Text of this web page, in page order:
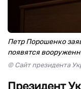
Петр Порошенко
появятся
© Сайт президента
Президент